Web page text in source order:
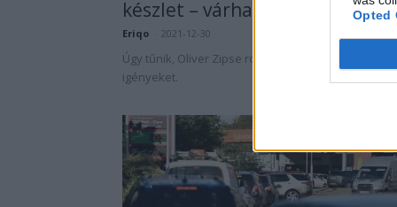
Opted
készlet – várhatnak a...
Eriqo 2021-12-30
Úgy tűnik, Oliver Zipse rosszul mérte fel a vevői
igényeket.